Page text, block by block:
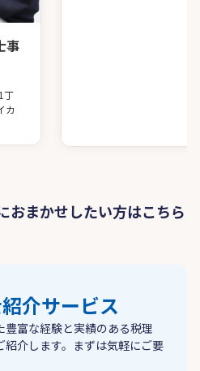
事
丁
カ
おまかせしたい方はこちら
介サービス
富な経験と実績のある税理
介します。まずは気軽にご要